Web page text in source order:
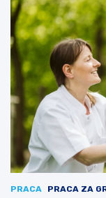
PRACA PRACA ZA